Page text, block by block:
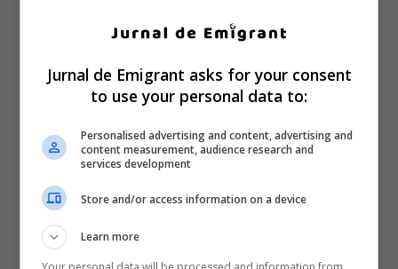
Jurnal de Emigrant asks for your consent
to use your personal data to:
Personalised advertising and content, advertising and
content measurement, audience research and
services development
Store and/or access information on a device
Learn more